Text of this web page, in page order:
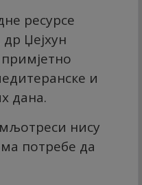
ресурсе
Џејхун
и
дана.
нису
потребе да